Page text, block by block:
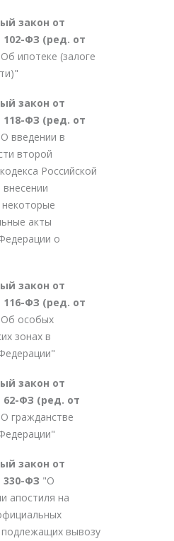
закон от
102-ФЗ (ред. от
ипотеке (залоге
закон от
118-ФЗ (ред. от
введении в
второй
Российской
акты
о
закон от
116-ФЗ (ред. от
особых
зонах в
закон от
62-ФЗ (ред. от
гражданстве
закон от
330-ФЗ "О
апостиля на
подлежащих вывозу